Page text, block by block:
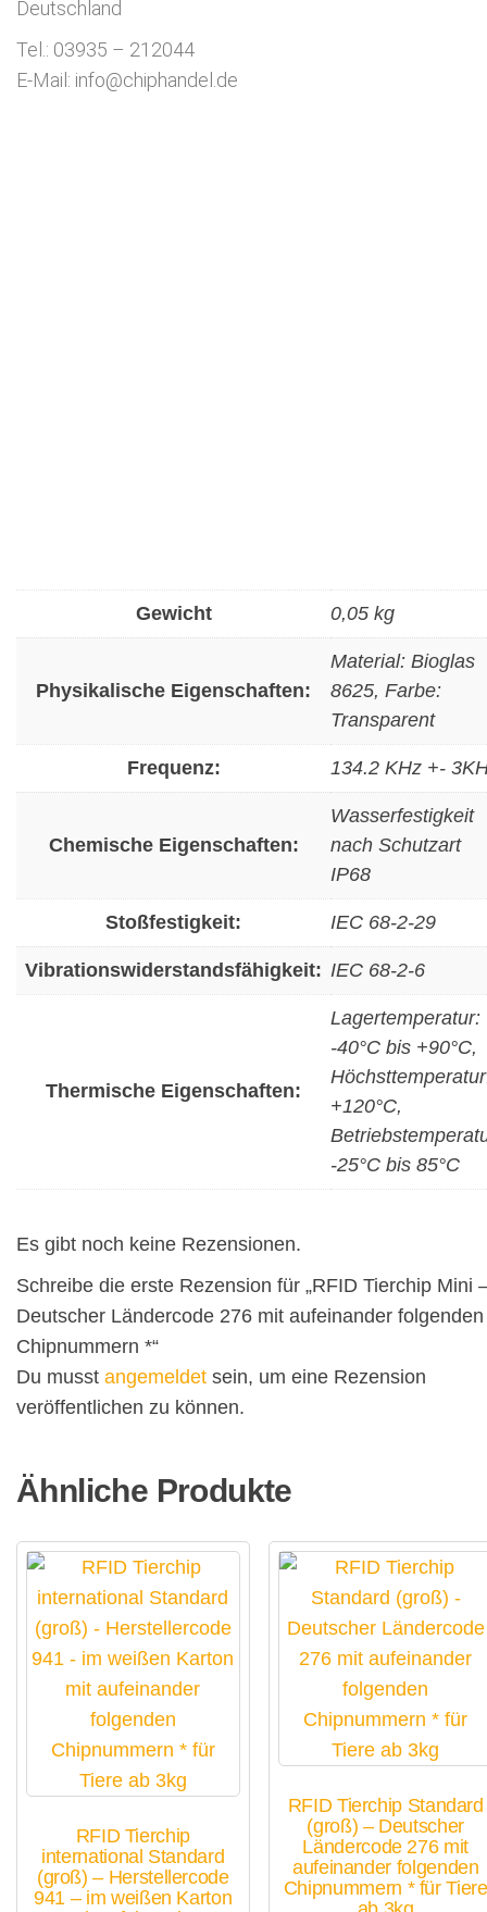
Deutschland
Tel.: 03935 – 212044
E-Mail: info@chiphandel.de
Gewicht 0,05 kg
Physikalische Eigenschaften:
Material: Bioglas
8625, Farbe:
Transparent
Frequenz: 134.2 KHz +-
Chemische Eigenschaften:
Wasserfestigkeit
nach Schutzart
IP68
Stoßfestigkeit: IEC 68-2-29
Vibrationswiderstandsfähigkeit: IEC 68-2-6
Thermische Eigenschaften:
Lagertemperatur:
-40°C bis +90°C,
+120°C,
-25°C bis 85°C
Es gibt noch keine Rezensionen.
Schreibe die erste Rezension für „RFID Tierchip Mini
Deutscher Ländercode 276 mit aufeinander folgenden
Chipnummern *“
Du musst angemeldet sein, um eine Rezension
veröffentlichen zu können.
Ähnliche Produkte
RFID Tierchip
international Standard
(groß) – Herstellercode
941 – im weißen Karton
RFID Tierchip Standard
(groß) – Deutscher
Ländercode 276 mit
aufeinander folgenden
Chipnummern * für Tiere